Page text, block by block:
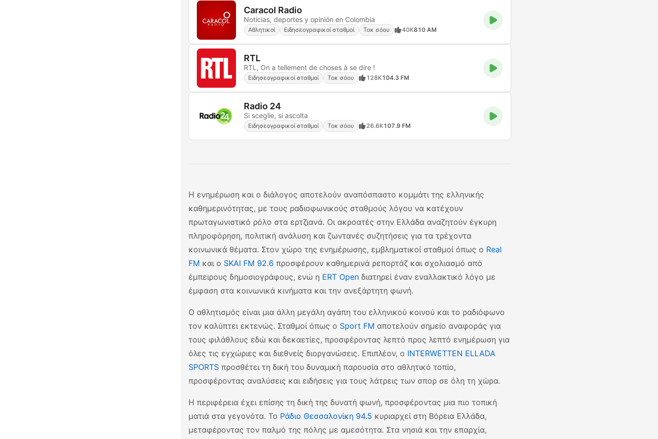
Caracol Radio
Noticias, deportes y opinión en Colombia
Αθλητικοί Ειδησεογραφικοί σταθμοί Τοκ σόου 40K810 AM
RTL
RTL, On a tellement de choses à se dire !
Ειδησεογραφικοί σταθμοί Τοκ σόου 128K104.3 FM
Radio 24
Si sceglie, si ascolta
Ειδησεογραφικοί σταθμοί Τοκ σόου 26.6K107.9 FM
Η ενημέρωση και ο διάλογος αποτελούν αναπόσπαστο κομμάτι της ελληνικής
καθημερινότητας, με τους ραδιοφωνικούς σταθμούς λόγου να κατέχουν
πρωταγωνιστικό ρόλο στα ερτζιανά. Οι ακροατές στην Ελλάδα αναζητούν έγκυρη
πληροφόρηση, πολιτική ανάλυση και ζωντανές συζητήσεις για τα τρέχοντα
κοινωνικά θέματα. Στον χώρο της ενημέρωσης, εμβληματικοί σταθμοί όπως ο Real
FM και ο SKAI FM 92.6 προσφέρουν καθημερινά ρεπορτάζ και σχολιασμό από
έμπειρους δημοσιογράφους, ενώ η ERT Open διατηρεί έναν εναλλακτικό λόγο με
έμφαση στα κοινωνικά κινήματα και την ανεξάρτητη φωνή.
Ο αθλητισμός είναι μια άλλη μεγάλη αγάπη του ελληνικού κοινού και το ραδιόφωνο
τον καλύπτει εκτενώς. Σταθμοί όπως ο Sport FM αποτελούν σημείο αναφοράς για
τους φιλάθλους εδώ και δεκαετίες, προσφέροντας λεπτό προς λεπτό ενημέρωση για
όλες τις εγχώριες και διεθνείς διοργανώσεις. Επιπλέον, ο INTERWETTEN ELLADA
SPORTS προσθέτει τη δική του δυναμική παρουσία στο αθλητικό τοπίο,
προσφέροντας αναλύσεις και ειδήσεις για τους λάτρεις των σπορ σε όλη τη χώρα.
Η περιφέρεια έχει επίσης τη δική της δυνατή φωνή, προσφέροντας μια πιο τοπική
ματιά στα γεγονότα. Το Ράδιο Θεσσαλονίκη 94.5 κυριαρχεί στη Βόρεια Ελλάδα,
μεταφέροντας τον παλμό της πόλης με αμεσότητα. Στα νησιά και την επαρχία,